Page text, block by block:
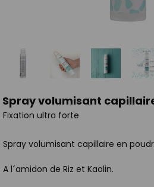
Spray volumisant
Fixation ultra forte
Spray volumisant capillaire en
A l´amidon de Riz et Kaolin.